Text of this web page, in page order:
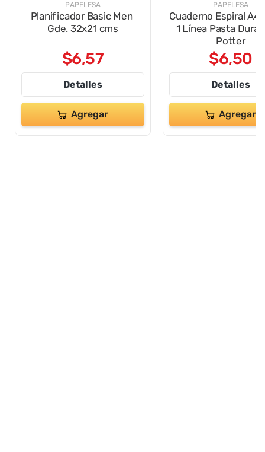
PAPELESA
Planificador Basic Men
Gde. 32x21 cms
$6,57
Detalles
Agregar
PAPELESA
Cuaderno Espiral A4
1 Línea Pasta Dura
Potter
$6,50
Detalles
Agregar